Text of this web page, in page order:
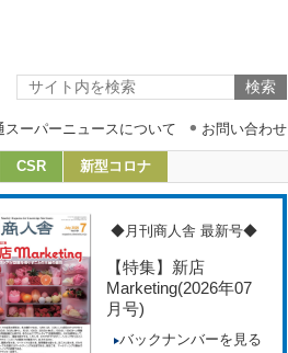
スーパーニュースについて お問い合わせ
CSR 新型コロナ
◆月刊商人舎 最新号◆
【特集】新店
Marketing(2026年07
月号)
バックナンバーを見る